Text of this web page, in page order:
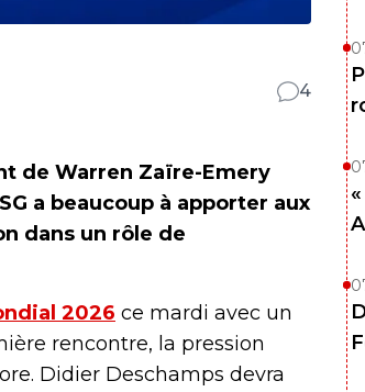
4
de Warren Zaïre-Emery
a beaucoup à apporter aux
dans un rôle de
2026 ce mardi avec un
rencontre, la pression
Didier Deschamps devra